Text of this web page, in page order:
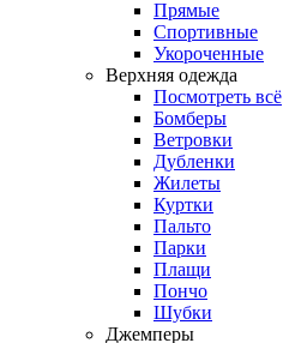
Прямые
Спортивные
Укороченные
Верхняя одежда
Посмотреть всё
Бомберы
Ветровки
Дубленки
Жилеты
Куртки
Пальто
Парки
Плащи
Пончо
Шубки
Джемперы